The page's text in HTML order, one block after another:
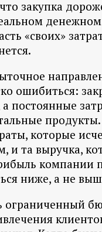
закупка
«своих»
ошибиться:
постоянные
которые
и та выручка,
компании
ниже, а не
ограниченный